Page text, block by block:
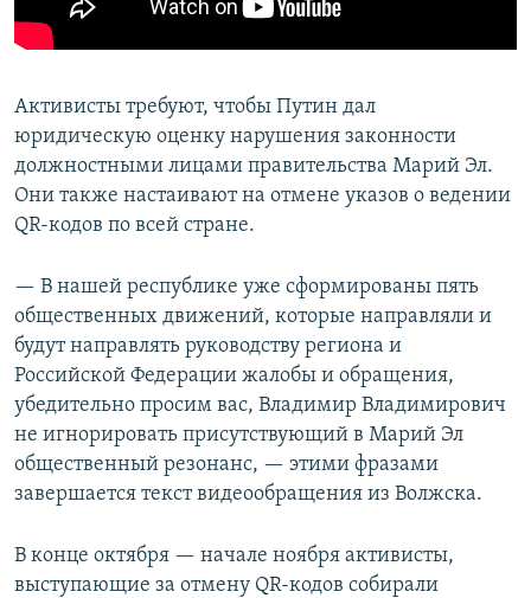
Активисты требуют, чтобы Путин дал
юридическую оценку нарушения законности
должностными лицами правительства Марий Эл.
Они также настаивают на отмене указов о ведении
QR-кодов по всей стране.
— В нашей республике уже сформированы пять
общественных движений, которые направляли и
будут направлять руководству региона и
Российской Федерации жалобы и обращения,
убедительно просим вас, Владимир Владимирович
не игнорировать присутствующий в Марий Эл
общественный резонанс, — этими фразами
завершается текст видеообращения из Волжска.
В конце октября — начале ноября активисты,
выступающие за отмену QR-кодов собирали